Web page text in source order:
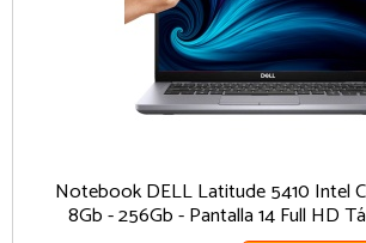
Notebook DELL Latitude 5410 Intel
8Gb - 256Gb - Pantalla 14 Full HD